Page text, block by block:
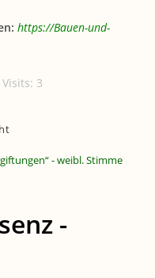
https://Bauen-und-
3
-